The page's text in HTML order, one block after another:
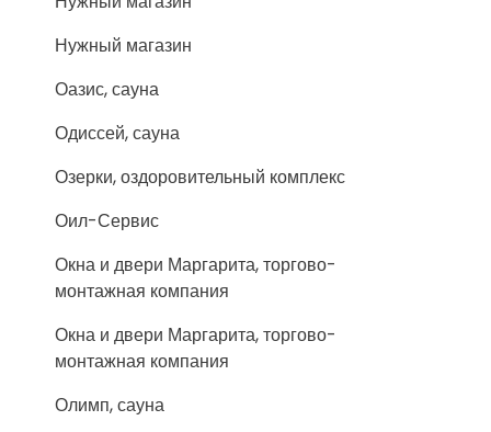
Нужный магазин
Оазис, сауна
Одиссей, сауна
Озерки, оздоровительный комплекс
Оил-Сервис
Окна и двери Маргарита, торгово-
монтажная компания
Окна и двери Маргарита, торгово-
монтажная компания
Олимп, сауна